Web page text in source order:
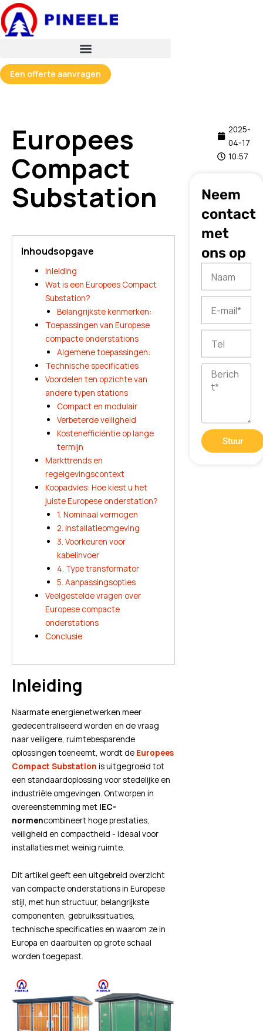
Spring
naar
de
Een offerte aanvragen
Europees
Compact
Substation
2025-
04-17
10:57
Inhoudsopgave
Inleiding
Wat is een Europees Compact
Substation?
Belangrijkste kenmerken:
Toepassingen van Europese
compacte onderstations
Algemene toepassingen:
Technische specificaties
Voordelen ten opzichte van
andere typen stations
Compact en modulair
Verbeterde veiligheid
Kostenefficiëntie op lange
termijn
Markttrends en
regelgevingscontext
Koopadvies: Hoe kiest u het
juiste Europese onderstation?
1. Nominaal vermogen
2. Installatieomgeving
3. Voorkeuren voor
kabelinvoer
4. Type transformator
5. Aanpassingsopties
Veelgestelde vragen over
Europese compacte
onderstations
Conclusie
Inleiding
Naarmate energienetwerken meer
gedecentraliseerd worden en de vraag
naar veiligere, ruimtebesparende
oplossingen toeneemt, wordt de Europees
Compact Substation is uitgegroeid tot
een standaardoplossing voor stedelijke en
industriële omgevingen. Ontworpen in
overeenstemming met IEC-
normencombineert hoge prestaties,
veiligheid en compactheid - ideaal voor
installaties met weinig ruimte.
Dit artikel geeft een uitgebreid overzicht
van compacte onderstations in Europese
stijl, met hun structuur, belangrijkste
componenten, gebruikssituaties,
technische specificaties en waarom ze in
Europa en daarbuiten op grote schaal
worden toegepast.
Neem
contact
met
ons op
mail
Bericht
Stuur